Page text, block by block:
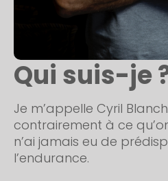
Qui suis-je
Je m’appelle Cyril
contrairement à ce
n’ai jamais eu de
l’endurance.